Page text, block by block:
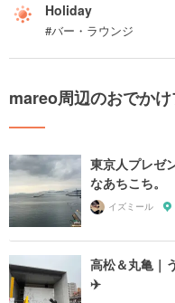
Holiday
#バー・ラウンジ
mareo周辺のおでか
東京人プレゼ
なあちこち。
イズミール
高松＆丸亀｜
✈️